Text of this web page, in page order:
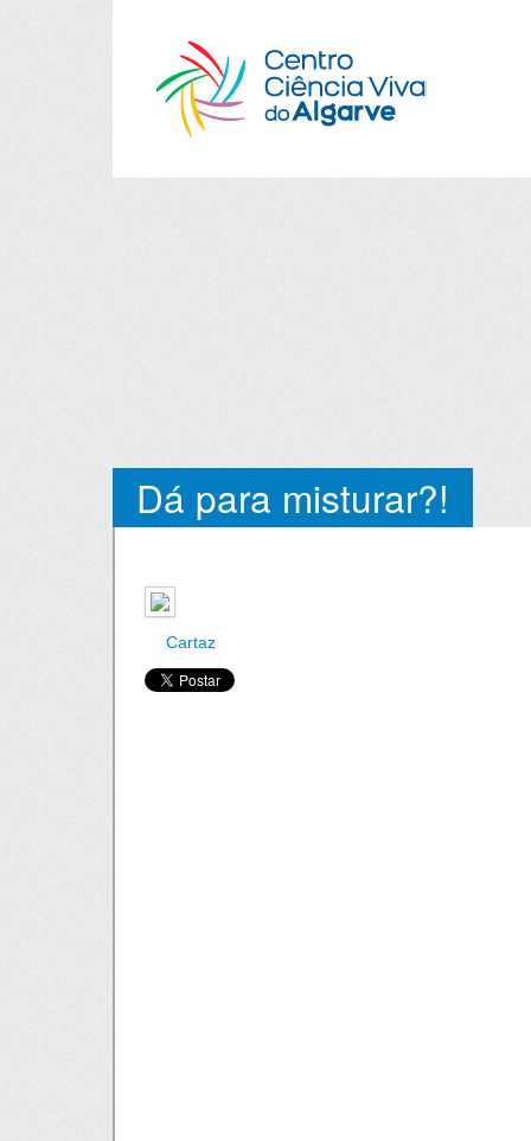
Dá para misturar?!
Cartaz